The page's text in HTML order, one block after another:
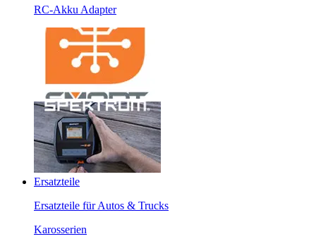
RC-Akku Adapter
Ersatzteile
Ersatzteile für Autos & Trucks
Karosserien